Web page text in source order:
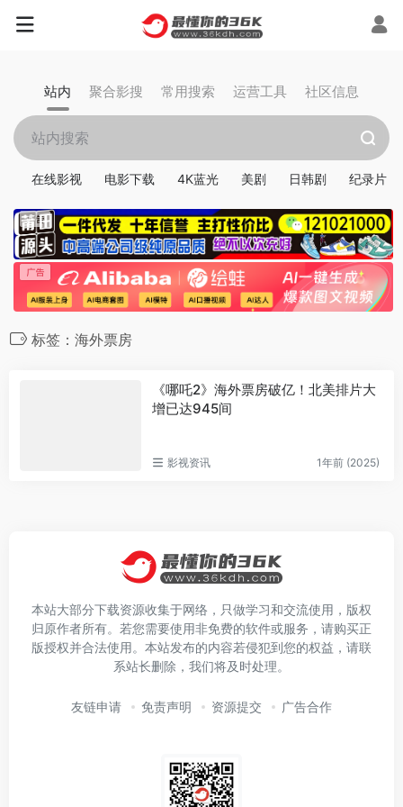
站内 聚合影搜 常用搜索 运营工具 社区信息
在线影视 电影下载 4K蓝光 美剧 日韩剧 纪录片
标签：海外票房
《哪吒2》海外票房破亿！北美排片大
增已达945间
影视资讯 1年前 (2025)
本站大部分下载资源收集于网络，只做学习和交流使用，版权
归原作者所有。若您需要使用非免费的软件或服务，请购买正
版授权并合法使用。本站发布的内容若侵犯到您的权益，请联
系站长删除，我们将及时处理。
友链申请 免责声明 资源提交 广告合作